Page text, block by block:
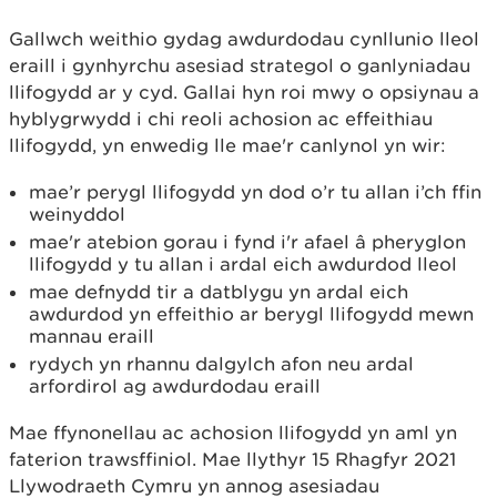
Gallwch weithio gydag awdurdodau cynllunio lleol
eraill i gynhyrchu asesiad strategol o ganlyniadau
llifogydd ar y cyd. Gallai hyn roi mwy o opsiynau a
hyblygrwydd i chi reoli achosion ac effeithiau
llifogydd, yn enwedig lle mae'r canlynol yn wir:
mae’r perygl llifogydd yn dod o’r tu allan i’ch ffin
weinyddol
mae'r atebion gorau i fynd i'r afael â pheryglon
llifogydd y tu allan i ardal eich awdurdod lleol
mae defnydd tir a datblygu yn ardal eich
awdurdod yn effeithio ar berygl llifogydd mewn
mannau eraill
rydych yn rhannu dalgylch afon neu ardal
arfordirol ag awdurdodau eraill
Mae ffynonellau ac achosion llifogydd yn aml yn
faterion trawsffiniol. Mae llythyr 15 Rhagfyr 2021
Llywodraeth Cymru yn annog asesiadau